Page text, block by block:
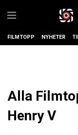
FILMTOPP NYHETER
Alla
Henry V